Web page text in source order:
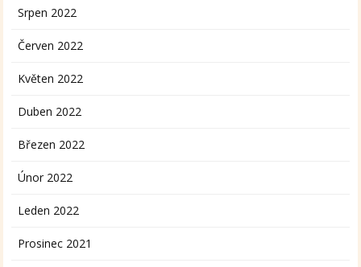
Srpen 2022
Červen 2022
Květen 2022
Duben 2022
Březen 2022
Únor 2022
Leden 2022
Prosinec 2021